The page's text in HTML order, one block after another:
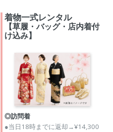
着物一式レンタル
【草履・バッグ・店内着付
け込み】
◎訪問着
●当日18時までに返却→¥14,300